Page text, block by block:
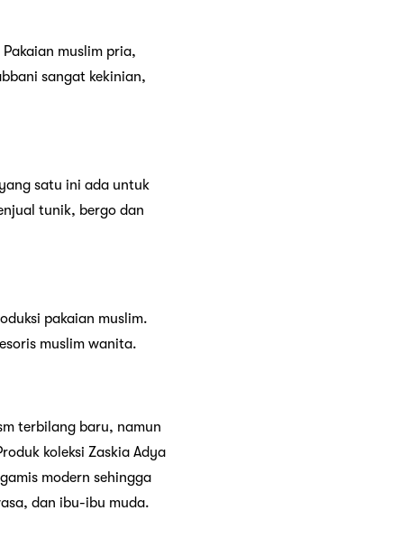
muslim pria,
sangat kekinian,
satu ini ada untuk
tunik, bergo dan
pakaian muslim.
muslim wanita.
terbilang baru, namun
koleksi Zaskia Adya
modern sehingga
dan ibu-ibu muda.